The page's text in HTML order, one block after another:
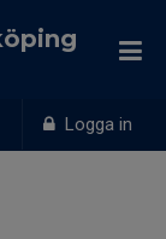
Logga in